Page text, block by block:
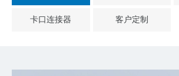
卡口连接器 客户定制